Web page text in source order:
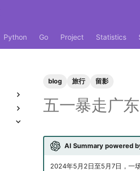
Python Go Project Statistics
blog 旅行 留影
五一暴走广东
AI Summary powered
2024年5月2日至5月7日，一